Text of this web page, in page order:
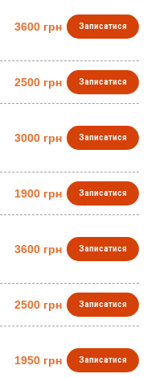
3600 грн Записатися
2500 грн Записатися
3000 грн Записатися
1900 грн Записатися
3600 грн Записатися
2500 грн Записатися
1950 грн Записатися